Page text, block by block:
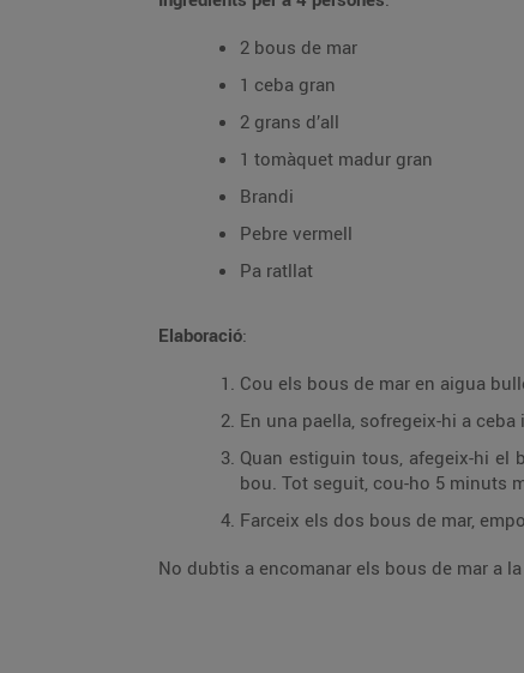
2 bous de mar
1 ceba gran
2 grans d’all
1 tomàquet madur gran
Brandi
Pebre vermell
Pa ratllat
Elaboració:
Cou els bous de mar en aigua
En una paella, sofregeix-hi a ceba
Quan estiguin tous, afegeix-hi
bou. Tot seguit, cou-ho 5 minuts
Farceix els dos bous de mar,
No dubtis a encomanar els bous de mar a